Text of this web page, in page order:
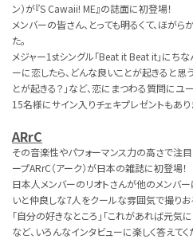
ン）が『S Cawaii! ME』の誌面に初登場！
メンバーの皆さん、とっても明るくて、ほが
た。
メジャー1stシングル「Beat it Beat it」にちな
ーに恋したら、どんな良いことが起きると思
とが起きる？」など、恋にまつわる質問にユ
15名様にサイン入りチェキプレゼントもあり
ARrC
その音楽性やパフォーマンス力の高さで注
ープARrC（アーク）が日本の雑誌に初登場！
日本人メンバーのリオトさんが他のメンバ
いと仲良しな7人をクールな雰囲気で撮りお
「自分の好きなところ」「これがあれば元気
など、いろんなインタビューに楽しく答えてく